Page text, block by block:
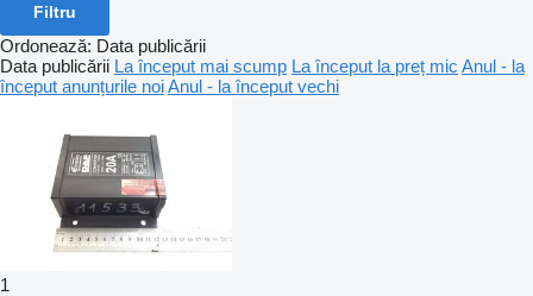
Filtru
Ordonează: Data publicării
Data publicării La început mai scump La început la preț mic Anul - la
început anunțurile noiAnul - la început vechi
1